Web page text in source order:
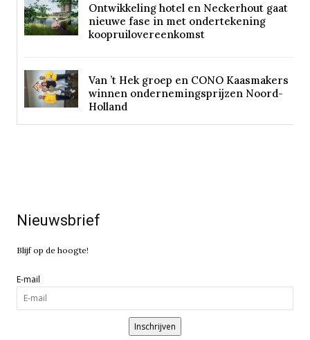
Ontwikkeling hotel en Neckerhout gaat
nieuwe fase in met ondertekening
koopruilovereenkomst
Van ’t Hek groep en CONO Kaasmakers
winnen ondernemingsprijzen Noord-
Holland
Nieuwsbrief
Blijf op de hoogte!
E-mail
Inschrijven